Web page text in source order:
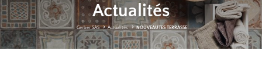
Actualités
Gerber SAS Actualités NOUVEAUTES TERRASSE